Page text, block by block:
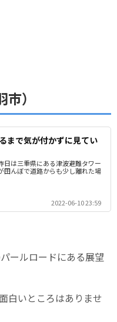
）
まで気が付かずに見てい
日は三重県にある津波避難タワー
田んぼで道路からも少し離れた場
2022-06-10 23:59
ールロードにある展望
白いところはありませ